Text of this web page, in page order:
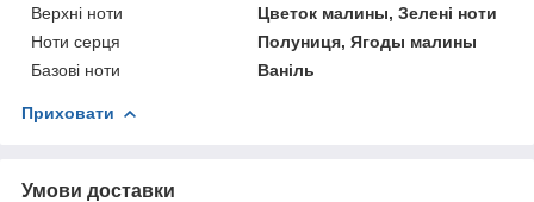
Верхні ноти
Цветок малины, Зелені ноти
Ноти серця
Полуниця, Ягоды малины
Базові ноти
Ваніль
Приховати
Умови доставки